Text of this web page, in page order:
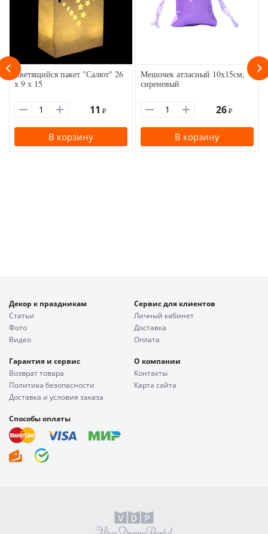
Светящийся пакет "Салют" 26
х 9 х 15
11 ₽
В корзину
Мешочек атласный 10х15см,
сиреневый
26 ₽
В корзину
Декор к праздникам
Статьи
Фото
Видео
Сервис для клиентов
Личный кабинет
Доставка
Оплата
Гарантия и сервис
Возврат товара
Политика безопасности
Доставка и условия заказа
О компании
Контакты
Карта сайта
Способы оплаты